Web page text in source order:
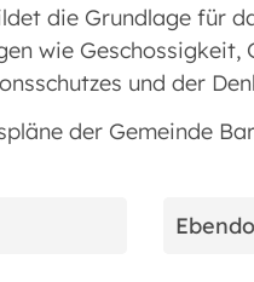
die Grundlage für
wie
und der
der Gemeinde